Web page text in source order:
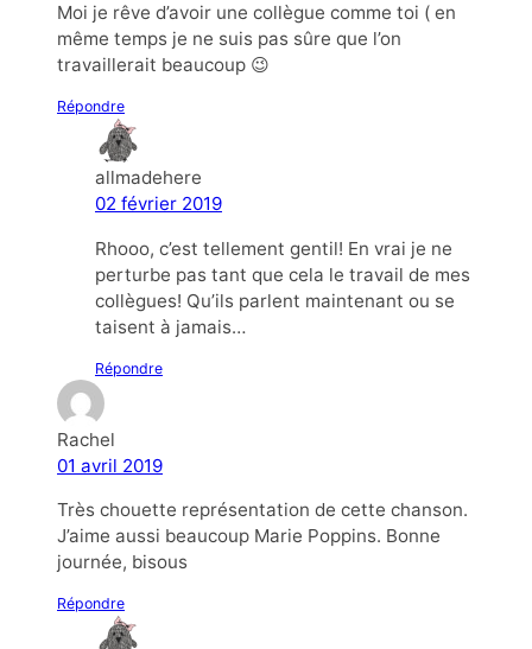
Moi je rêve d’avoir une collègue comme toi ( en
même temps je ne suis pas sûre que l’on
travaillerait beaucoup 😉
Répondre
allmadehere
02 février 2019
Rhooo, c’est tellement gentil! En vrai je ne
perturbe pas tant que cela le travail de mes
collègues! Qu’ils parlent maintenant ou se
taisent à jamais…
Répondre
Rachel
01 avril 2019
Très chouette représentation de cette chanson.
J’aime aussi beaucoup Marie Poppins. Bonne
journée, bisous
Répondre